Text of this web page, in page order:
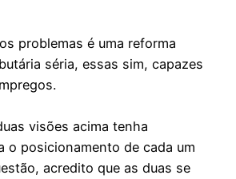
problemas é uma reforma
séria, essas sim, capazes
visões acima tenha
o posicionamento de cada um
acredito que as duas se